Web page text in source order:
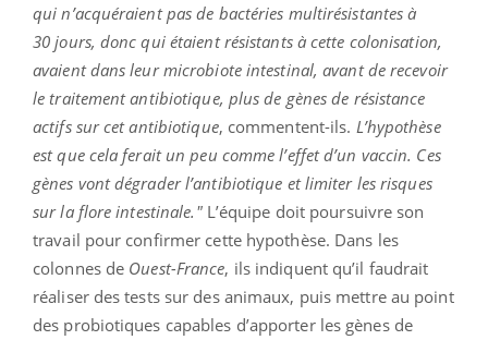
qui n’acquéraient pas de bactéries multirésistantes à
30 jours, donc qui étaient résistants à cette colonisation,
avaient dans leur microbiote intestinal, avant de recevoir
le traitement antibiotique, plus de gènes de résistance
actifs sur cet antibiotique, commentent-ils. L’hypothèse
est que cela ferait un peu comme l’effet d’un vaccin. Ces
gènes vont dégrader l’antibiotique et limiter les risques
sur la flore intestinale." L’équipe doit poursuivre son
travail pour confirmer cette hypothèse. Dans les
colonnes de Ouest-France, ils indiquent qu’il faudrait
réaliser des tests sur des animaux, puis mettre au point
des probiotiques capables d’apporter les gènes de